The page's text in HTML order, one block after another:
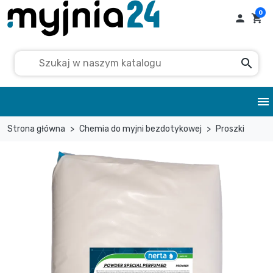
search
 shopping_cart
0
menu
Strona główna Chemia do myjni bezdotykowej Proszki